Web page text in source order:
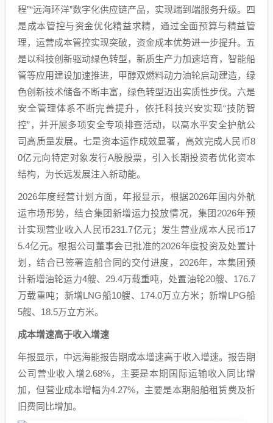
程”“远海环洋”数字化供应链产品，实现端到端服务升级。四
是成本管控与资金优化精益求精，通过全面预算与精益管
理，运营成本管控实现突破，资金成本优势进一步提升。五
是以科技创新驱动绿色转型，新质生产力加速培育，智能船
管等应用建设加速推进，甲醇双燃料动力油轮启动建造，绿
色创新技术储备不断丰富，绿色转型迈出实质性步伐。六是
安全管理体系不断完善提升，依托科技兴安实现“技防智
控”，并开展多项安全专项排查活动，以高水平安全护航公
司高质量发展。七是资本运作成效显著，高效完成人民币8
0亿元向特定对象发行A股股票，引入长期投资者优化资本
结构，为长远发展注入新动能。
2026年度经营计划方面，年报显示，根据2026年国内外航
运市场形势，结合集团新增运力投放情况，集团2026年预
计实现营业收入人民币231.7亿元；发生营业成本人民币17
5.4亿元。根据公司董事会已批准的2026年度投资及处置计
划，结合已签署造船合同的交付进度，2026年，本集团预
计新增油轮运力4艘、29.4万载重吨，处置油轮20艘、176.7
万载重吨；新增LNG船10艘、174.0万立方米；新增LPG船
5艘、18.5万立方米。
成本增速高于收入增速
年报显示，中远海能报告期成本增速高于收入增速。报告期
公司营业收入增2.68%，主要是本期国际运输收入同比增
加，但营业成本增幅为4.27%，主要是本期船舶租赁费及折
旧费同比增加。